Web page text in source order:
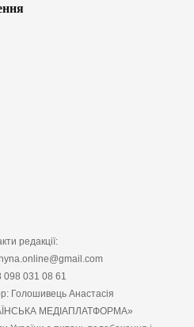
редакції:
098 031 08 61
Голошивець Анастасія
МЕДІАПЛАТФОРМА»